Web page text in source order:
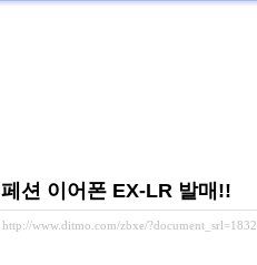
페션 이어폰 EX-LR 발매!!
http://www.ditmo.com/zbxe/?document_srl=1832